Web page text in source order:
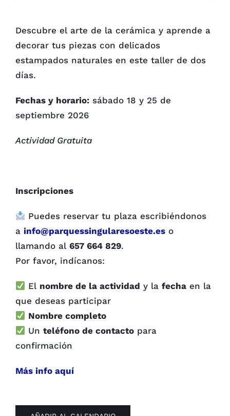
Descubre el arte de la cerámica y aprende a
decorar tus piezas con delicados
estampados naturales en este taller de dos
días.
Fechas y horario: sábado 18 y 25 de
septiembre 2026
Actividad Gratuita
Inscripciones
Puedes reservar tu plaza escribiéndonos
a info@parquessingularesoeste.es o
llamando al 657 664 829.
Por favor, indícanos:
El nombre de la actividad y lafecha en la
que deseas participar
Nombre completo
Unteléfono de contacto para
confirmación
Más info aquí